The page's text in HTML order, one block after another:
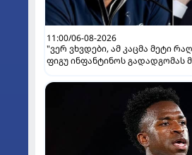
11:00/06-08-2026
"ვერ ვხვდები, ამ კაცმა მეტი
ფიგუ ინფანტინოს გადადგომას